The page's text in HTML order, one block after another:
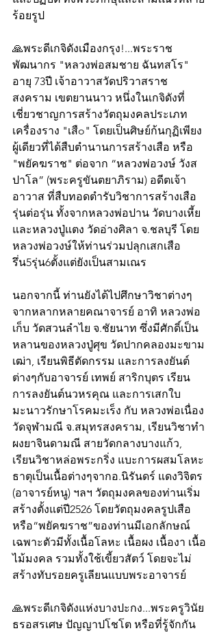
ร้อยรูป
🙏พระดีเกจิดังเมืองกรุง!...พระราช
พัฒนากร "หลวงพ่อสมชาย ฉันทสโร"
อายุ 73ปี เจ้าอาวาสวัดปริวาสราช
สงคราม เขตยานนาว หนึ่งในเกจิดังที่
เชี่ยวชาญการสร้างวัตถุมงคลประเภท
เครื่องราง "เสืo" โดยเป็นศิษย์ก้นกุฏิเพียง
ผู้เดียวที่ได้สืบตำนานการสร้างเสือ หรือ
"พยัคฆราช" ต่อจาก “หลวงพ่อวงษ์ วังส
ปาโล” (พระครูขันตยาภิราม) อดีตเจ้า
อาวาส ที่สืบทอดตำรับวิชาการสร้างเสือ
รุ่นต่อรุ่น ทั้งจากหลวงพ่อปาน วัดบางเหี้ย
และหลวงปู่แตง วัดอ่างศิลา จ.ชลบุรี โดย
หลวงพ่อวงษ์ให้ท่านร่วมปลุกเสกเสือ
รึ่น5รุ่น6ตั้งแต่ยังเป็นสามเณร
นอกจากนี้ ท่านยังได้ไปศึกษาวิชาต่างๆ
จากหลากหลายคณาจารย์ อาทิ หลวงพ่อ
เก็บ วัดสวนลำไย จ.ชัยนาท ซึ่งมีศักดิ์เป็น
หลานของหลวงปู่ศุข วัดปากคลองมะขาม
เฒ่า, เรียนพิธีตัดกรรม และการลงยันต์
ต่างๆกับอาจารย์ เทพย์ สาริกบุตร เรียน
การลงยันต์นวหรคุณ และการเสกใบ
มะนาวรักษาโรคมะเร็ง กับ หลวงพ่อเนื่อง
วัดจุฬามณี จ.สมุทรสงคราม, เรียนวิชาทำ
ผงยาจินดามณี สายวัดกลางบางแก้ว,
เรียนวิชาหล่อพระกริ่ง แบะการผสมโลหะ
ธาตุเป็นเนื้อต่างๆจากอ.นิรันดร์ แดงวิจิตร
(อาจารย์หนู) ฯลฯ วัตถุมงคลของท่านเริ่ม
สร้างตั้งแต่ปี2526 โดยวัตถุมงคลรูปเสือ
หรือ“พยัคฆราช”ของท่านมีเอกลักษณ์
เฉพาะตัวมีทั้งเนื้อโลหะ เนื้อผง เนื้องา เนื้อ
ไม้มงคล รวมทั้งใช้เขี้ยวสัตว์ โดยจะไม่
สร้างทับรอยครูเลียนแบบพระอาจารย์
🙏พระดีเกจิดังแห่งบางปะกง...พระครูวินัย
ธรอสรเศษ ปัญญาปโชโต หรือที่รู้จักกัน